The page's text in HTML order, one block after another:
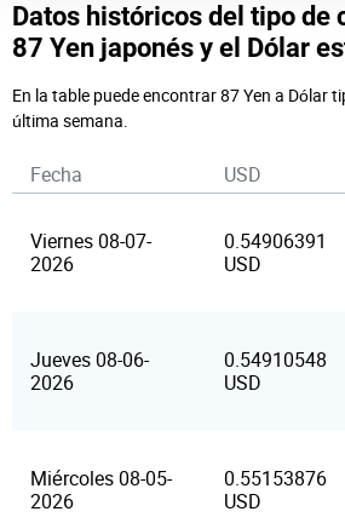
Datos históricos del tipo de
87 Yen japonés y el Dólar
En la table puede encontrar 87 Yen a Dólar
última semana.
Fecha USD
Viernes 08-07-
2026
0.54906391
USD
Jueves 08-06-
2026
0.54910548
USD
Miércoles 08-05-
2026
0.55153876
USD